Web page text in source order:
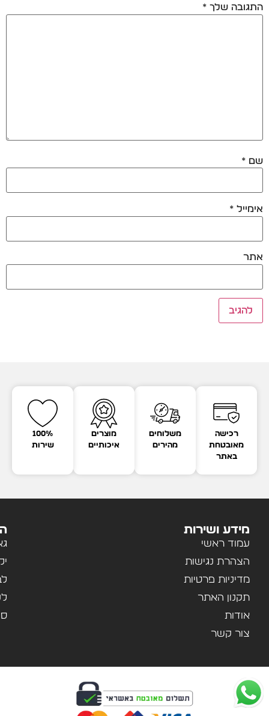
התגובה שלך *
שם *
אימייל *
אתר
רכישה
מאובטחת
באתר
משלוחים
מהירים
מוצרים
איכותיים
100%
שירות
מידע ושירות
עמוד ראשי
הצהרת נגישות
מדיניות פרטיות
תקנון האתר
אודות
צור קשר